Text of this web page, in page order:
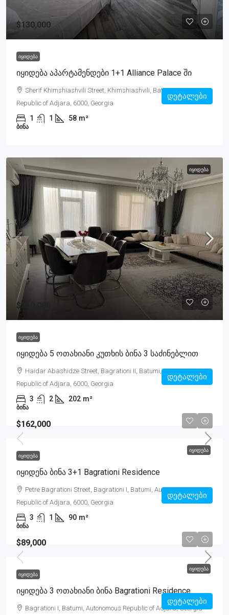
$130,000
ᲘᲧᲘᲓᲔᲑᲐ
Იყიდება Აპარტამენდები 1+1 Alliance Palace Ში
Sherif Khimshiashvili Street, Khimshiashvili, Batumi, Autonomous
Republic of Adjara, 6000, Georgia
1 1 58 m²
ᲑᲘᲜᲐ
დეტალები
ᲘᲧᲘᲓᲔᲑᲐ
$310,000
ᲘᲧᲘᲓᲔᲑᲐ
Იყიდება 5 Ოთახიანი Კუთხის Ბინა 3 Საძინებლით
Haidar Abashidze Street, Bagrationi II, Batumi, Autonomous
Republic of Adjara, 6000, Georgia
3 2 202 m²
ᲑᲘᲜᲐ
დეტალები
ᲘᲧᲘᲓᲔᲑᲐ
$162,000
ᲘᲧᲘᲓᲔᲑᲐ
Იყიდენა Ბინა 3+1 Bagrationi Residence
Petre Bagrationi Street, Bagrationi I, Batumi, Autonomous
Republic of Adjara, 6000, Georgia
3 1 90 m²
ᲑᲘᲜᲐ
დეტალები
ᲘᲧᲘᲓᲔᲑᲐ
$89,000
ᲘᲧᲘᲓᲔᲑᲐ
Იყიდება 3 Ოთახიანი Ბინა Bagrationi Residence
Bagrationi I, Batumi, Autonomous Republic of Adjara, Georgia
დეტალები